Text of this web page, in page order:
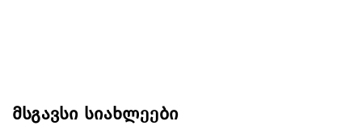
მსგავსი სიახლეები